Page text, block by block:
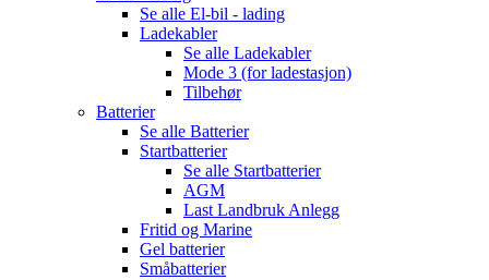
Se alle El-bil - lading
Ladekabler
Se alle Ladekabler
Mode 3 (for ladestasjon)
Tilbehør
Batterier
Se alle Batterier
Startbatterier
Se alle Startbatterier
AGM
Last Landbruk Anlegg
Fritid og Marine
Gel batterier
Småbatterier